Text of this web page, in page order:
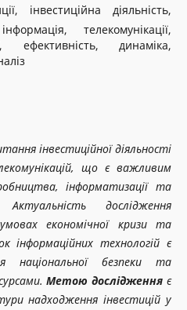
інвестиційна діяльність,
телекомунікації,
ефективність, динаміка,
інвестиційної діяльності
що є важливим
інформатизації та
Актуальність дослідження
економічної кризи та
інформаційних технологій є
національної безпеки та
Метою дослідження є
надходження інвестицій у